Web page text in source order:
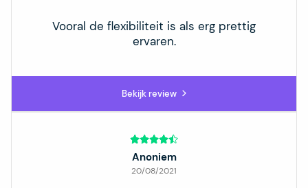
Vooral de flexibiliteit is als erg prettig
ervaren.
Bekijk review
Anoniem
20/08/2021